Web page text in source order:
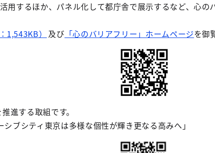
用するほか、パネル化して都庁舎で展示するなど、心
1,543KB） 及び 「心のバリアフリー」ホームページを御
推進する取組です。
ブシティ東京は多様な個性が輝き更なる高みへ」